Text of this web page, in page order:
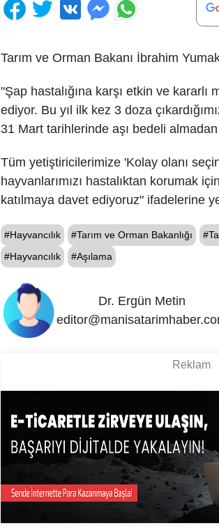
Tarım ve Orman Bakanı İbrahim
"Şap hastalığına karşı etkin ve
ediyor. Bu yıl ilk kez 3 doza
31 Mart tarihlerinde aşı bedeli
Tüm yetiştiricilerimize 'Kolay olanı
hayvanlarımızı hastalıktan korumak
katılmaya davet ediyoruz" ifadelerine
#Hayvancılık #Tarım ve Orman Bakanlığı
#Hayvancılık
#Aşılama
Dr. Ergün Metin